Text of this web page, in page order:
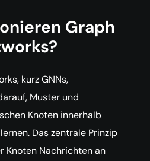
Graph
kurz GNNs,
Muster und
Knoten innerhalb
Das zentrale Prinzip
Knoten Nachrichten an